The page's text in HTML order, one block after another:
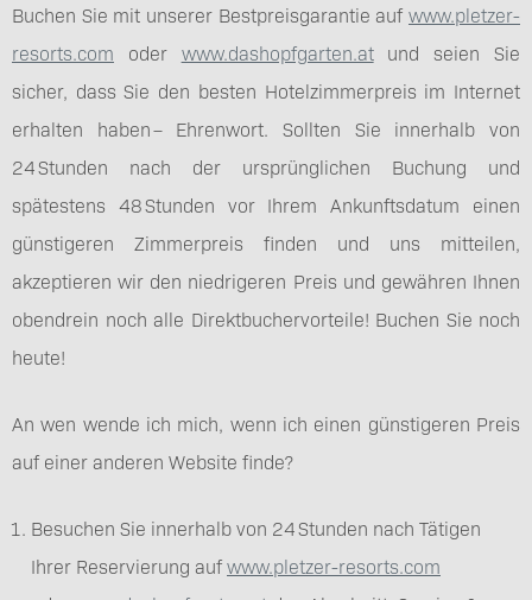
Buchen Sie mit unserer Bestpreisgarantie auf www.pletzer-
resorts.com oder www.dashopfgarten.atund seien Sie
sicher, dass Sie den besten Hotelzimmerpreis im Internet
erhalten haben – Ehrenwort. Sollten Sie innerhalb von
24 Stunden nach der ursprünglichen Buchung und
spätestens 48 Stunden vor Ihrem Ankunftsdatum einen
günstigeren Zimmerpreis finden und uns mitteilen,
akzeptieren wir den niedrigeren Preis und gewähren Ihnen
obendrein noch alle Direktbuchervorteile! Buchen Sie noch
heute!
An wen wende ich mich, wenn ich einen günstigeren Preis
auf einer anderen Website finde?
Besuchen Sie innerhalb von 24 Stunden nach Tätigen
Ihrer Reservierung aufwww.pletzer-resorts.com